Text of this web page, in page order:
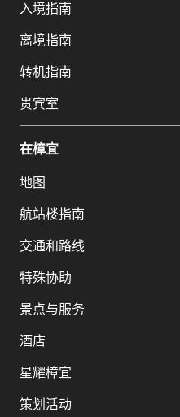
站:
选
择
言:
入境指南
离境指南
转机指南
贵宾室
在樟宜
地图
航站楼指南
交通和路线
特殊协助
景点与服务
酒店
星耀樟宜
策划活动